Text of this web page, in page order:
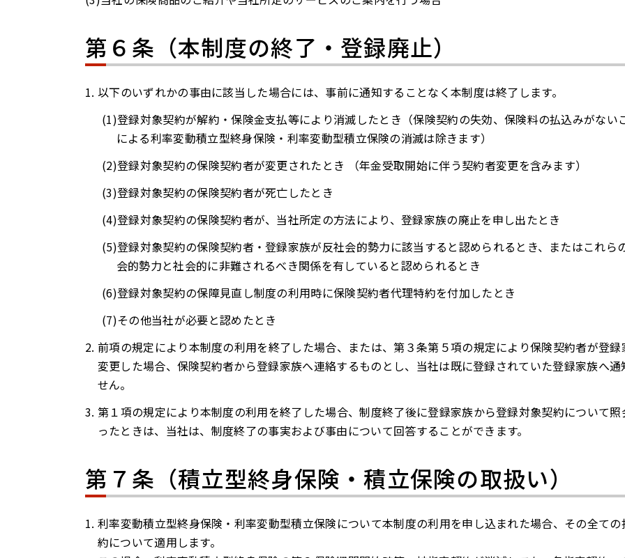
第６条（本制度の終了・登録廃止）
以下のいずれかの事由に該当した場合には、事前に通知することなく本制度は終了します。
登録対象契約が解約・保険金支払等により消滅したとき（保険契約の失効、保険料の払込みがない
による利率変動積立型終身保険・利率変動型積立保険の消滅は除きます）
登録対象契約の保険契約者が変更されたとき （年金受取開始に伴う契約者変更を含みます）
登録対象契約の保険契約者が死亡したとき
登録対象契約の保険契約者が、当社所定の方法により、登録家族の廃止を申し出たとき
登録対象契約の保険契約者・登録家族が反社会的勢力に該当すると認められるとき、またはこれら
会的勢力と社会的に非難されるべき関係を有していると認められるとき
登録対象契約の保障見直し制度の利用時に保険契約者代理特約を付加したとき
その他当社が必要と認めたとき
前項の規定により本制度の利用を終了した場合、または、第３条第５項の規定により保険契約者が登録
変更した場合、保険契約者から登録家族へ連絡するものとし、当社は既に登録されていた登録家族へ通
せん。
第１項の規定により本制度の利用を終了した場合、制度終了後に登録家族から登録対象契約について照
ったときは、当社は、制度終了の事実および事由について回答することができます。
第７条（積立型終身保険・積立保険の取扱い）
利率変動積立型終身保険・利率変動型積立保険について本制度の利用を申し込まれた場合、その全ての
約について適用します。